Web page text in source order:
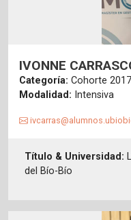
IVONNE
Categoría: Cohorte
Modalidad: Intensiva
Título & Universidad:
del Bío-Bío